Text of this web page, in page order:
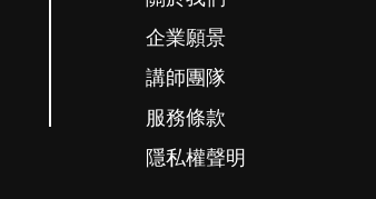
企業願景
講師團隊
服務條款
隱私權聲明